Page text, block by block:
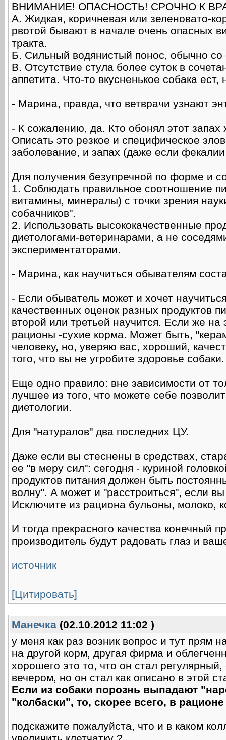
ВНИМАНИЕ! ОПАСНОСТЬ! СРОЧНО К
А. Жидкая, коричневая или зеленовато-
рвотой бывают в начале очень опасных
тракта.
Б. Сильный водянистый понос, обычно
В. Отсутствие стула более суток в
аппетита. Что-то вкусненькое собака ест,
- Марина, правда, что ветврачи узнают
- К сожалению, да. Кто обонял этот запах
Описать это резкое и специфическое
заболевание, и запах (даже если
Для получения безупречной по форме и
1. Соблюдать правильное соотношение
витамины, минералы) с точки зрения
собачников".
2. Использовать высококачественные
диетологами-ветеринарами, а не
экспериментаторами.
- Марина, как научиться обывателям
- Если обыватель может и хочет
качественных оценок разных продуктов
второй или третьей научится. Если же
рационы -сухие корма. Может быть,
человеку, но, уверяю вас, хороший,
того, что вы не угробите здоровье собаки.
Еще одно правило: вне зависимости от
лучшее из того, что можете себе
диетологии.
Для "натуралов" два последних ЦУ.
Даже если вы стеснены в средствах,
ее "в меру сил": сегодня - куриной
продуктов питания должен быть
волну". А может и "расстроиться", если
Исключите из рациона бульоны, молоко,
И тогда прекрасного качества конечный
производитель будут радовать глаз и
источник
[Цитировать]
Манечка (02.10.2012 11:02 )
у меня как раз возник вопрос и тут прям
на другой корм, другая фирма и
хорошего это то, что он стал
вечером, но он стал как описано в этой
Если из собаки порознь выпадают
"колбаски", то, скорее всего, в
подскажите пожалуйста, что и в каком